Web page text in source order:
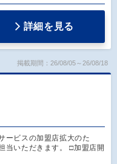
詳細を見る
掲載期間：26/08/05～26/08/18
ービスの加盟店拡大のた
当いただきます。 □加盟店開